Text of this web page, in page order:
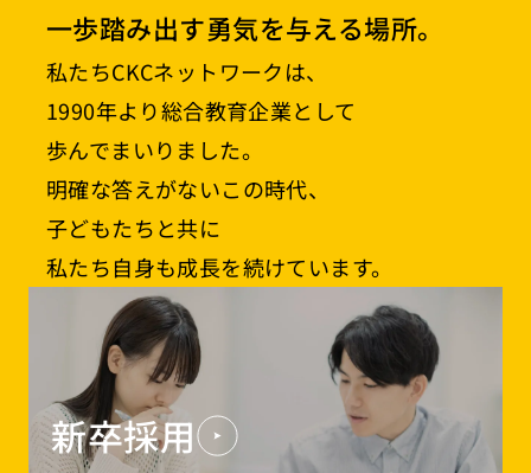
一歩踏み出す勇気を与える場所。
私たちCKCネットワークは、
1990年より総合教育企業として
歩んでまいりました。
明確な答えがないこの時代、
子どもたちと共に
私たち自身も成長を続けています。
新卒採用